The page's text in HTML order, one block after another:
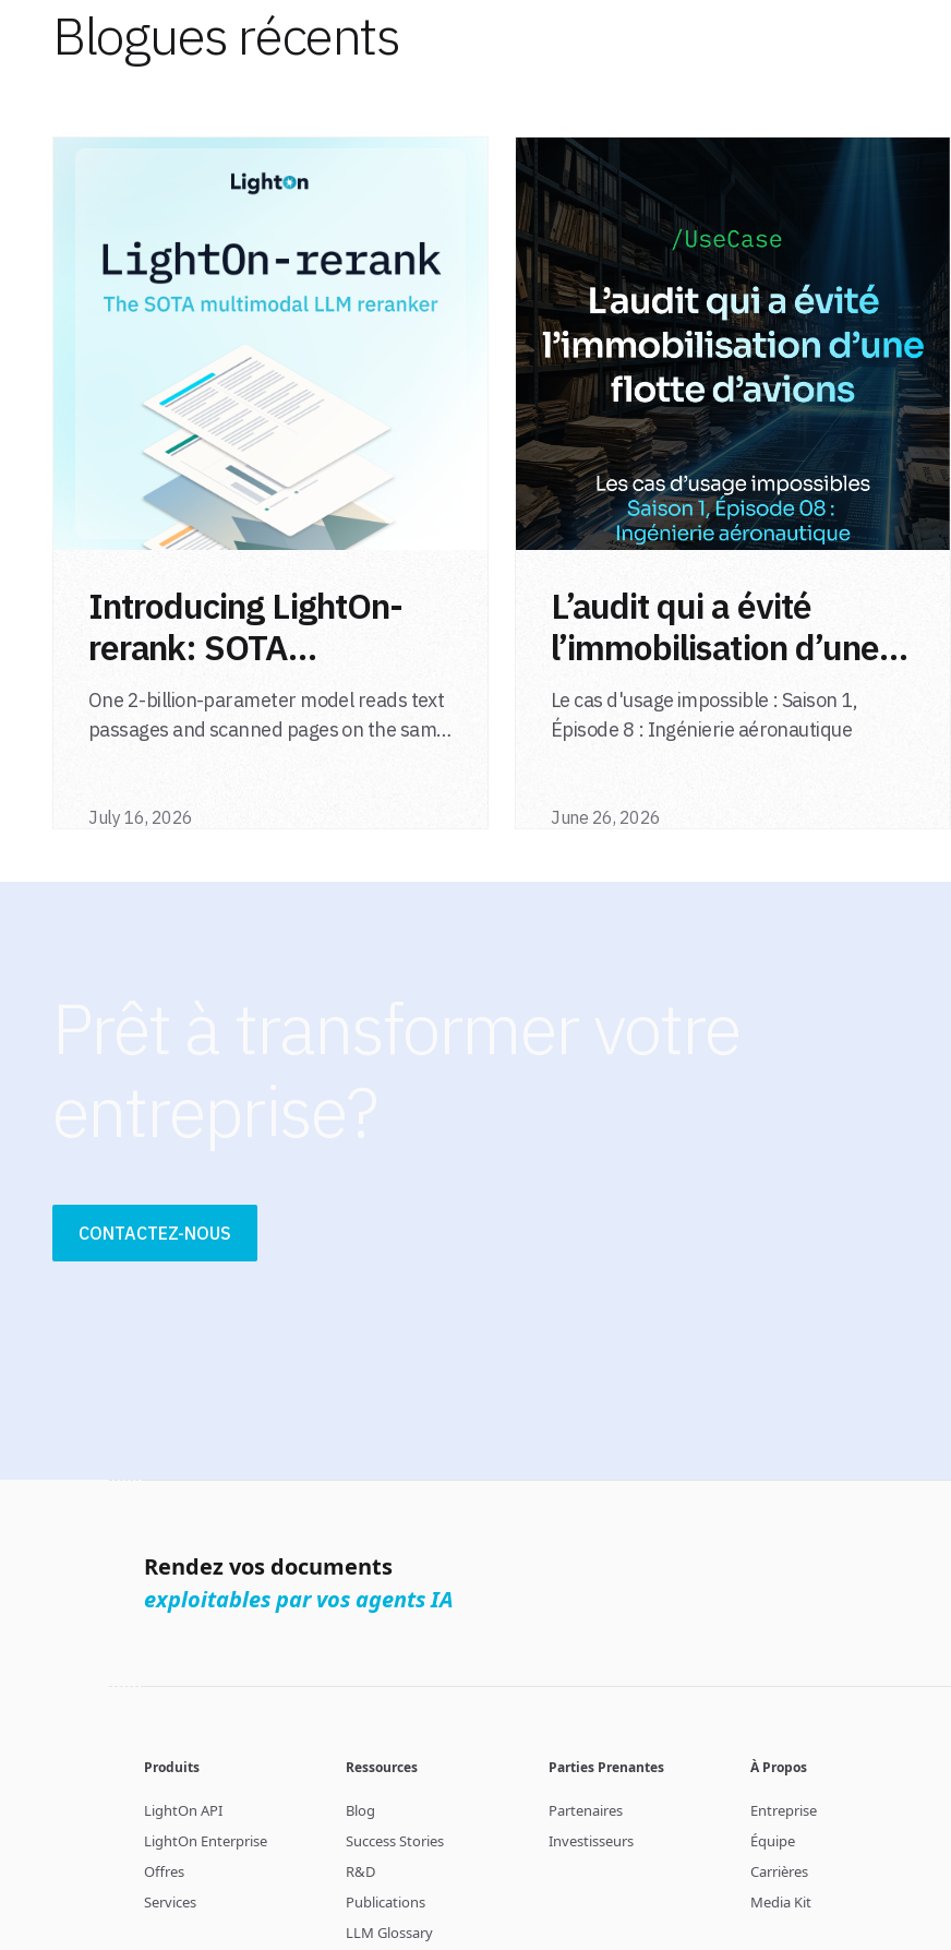
Blogues récents
Introducing LightOn-
rerank: SOTA
multimodal LLM
reranker
One 2-billion-parameter model reads text
passages and scanned pages on the same
July 16, 2026
L’audit qui a évité
l’immobilisation d’une
flotte d’avions
Le cas d'usage impossible : Saison 1,
Épisode 8 : Ingénierie aéronautique
June 26, 2026
CONTACTEZ-NOUS
Rendez vos documents
exploitables par vos agents IA
Produits
LightOn API
LightOn Enterprise
Offres
Services
Ressources
Blog
Success Stories
R&D
Publications
LLM Glossary
Parties Prenantes
Partenaires
Investisseurs
À Propos
Entreprise
Équipe
Carrières
Media Kit